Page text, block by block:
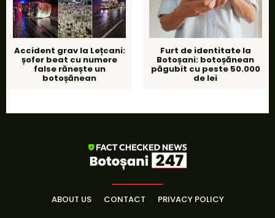
Accident grav la Lețcani:
șofer beat cu numere
false rănește un
botoșănean
Furt de identitate la
Botoșani: botoșănean
păgubit cu peste 50.000
de lei
ABOUT US CONTACT PRIVACY POLICY